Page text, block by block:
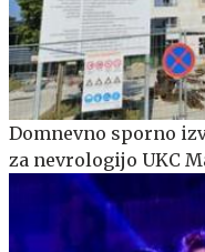
Domnevno sporno
za nevrologijo UKC